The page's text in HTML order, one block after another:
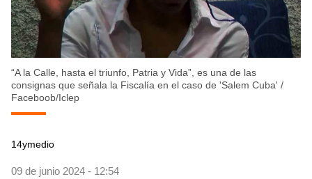
“A la Calle, hasta el triunfo, Patria y Vida”, es una de las
consignas que señala la Fiscalía en el caso de 'Salem Cuba' /
Faceboob/Iclep
14ymedio
09 de junio 2024 - 12:54